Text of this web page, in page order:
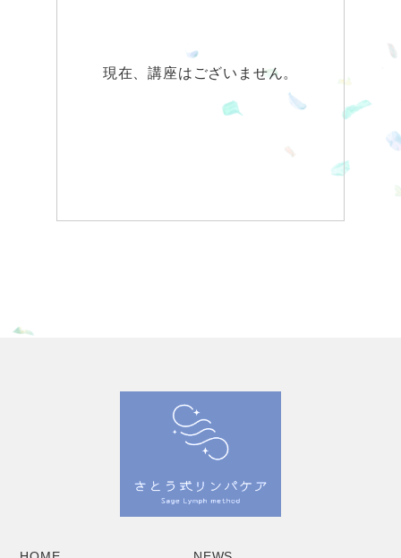
現在、講座はございません。